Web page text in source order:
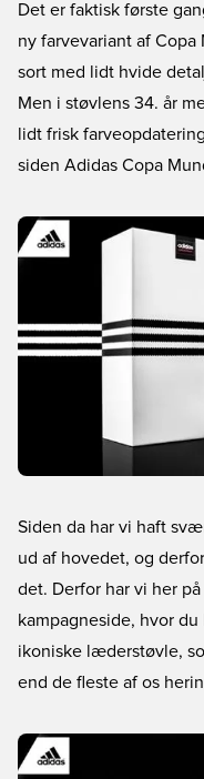
Det er faktisk første
ny farvevariant af
sort med lidt hvide
Men i støvlens 34. år
lidt frisk
siden Adidas Copa
Siden da har vi haft
ud af hovedet, og
det. Derfor har vi her
kampagneside, hvor
ikoniske læderstøvle,
end de fleste af os